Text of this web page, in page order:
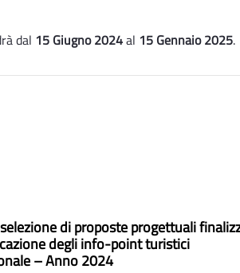
dal 15 Giugno 2024al 15 Gennaio 2025.
di proposte progettuali
degli info-point turistici
– Anno 2024